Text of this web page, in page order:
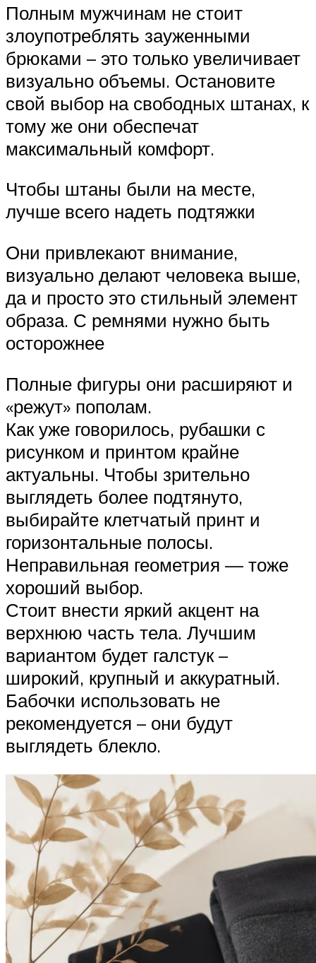
Полным мужчинам не стоит
злоупотреблять зауженными
брюками – это только увеличивает
визуально объемы. Остановите
свой выбор на свободных штанах, к
тому же они обеспечат
максимальный комфорт.
Чтобы штаны были на месте,
лучше всего надеть подтяжки
Они привлекают внимание,
визуально делают человека выше,
да и просто это стильный элемент
образа. С ремнями нужно быть
осторожнее
Полные фигуры они расширяют и
«режут» пополам.
Как уже говорилось, рубашки с
рисунком и принтом крайне
актуальны. Чтобы зрительно
выглядеть более подтянуто,
выбирайте клетчатый принт и
горизонтальные полосы.
Неправильная геометрия — тоже
хороший выбор.
Стоит внести яркий акцент на
верхнюю часть тела. Лучшим
вариантом будет галстук –
широкий, крупный и аккуратный.
Бабочки использовать не
рекомендуется – они будут
выглядеть блекло.